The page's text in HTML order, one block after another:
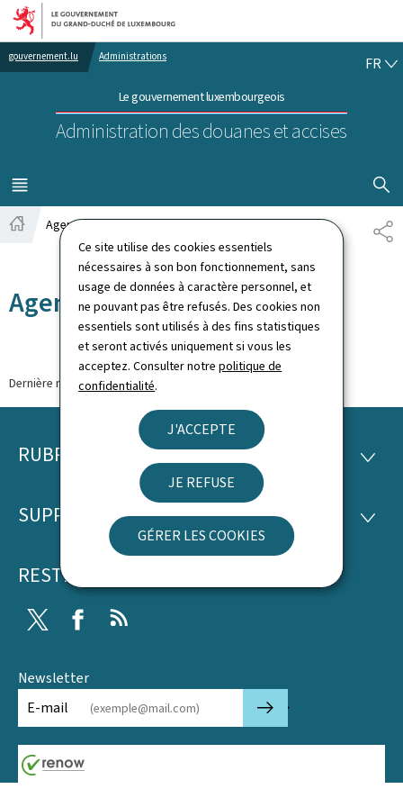
Ce site utilise des cookies essentiels
nécessaires à son bon fonctionnement, sans
usage de données à caractère personnel, et
ne pouvant pas être refusés. Des cookies non
essentiels sont utilisés à des fins statistiques
et seront activés uniquement si vous les
acceptez. Consulter notrepolitique de
confidentialité.
J'ACCEPTE
JE REFUSE
GÉRER LES COOKIES
Aller au menu principal
Aller au contenu
gouvernement.lu Administrations
Le gouvernement luxembourgeois
Administration des douanes et accises
FR
MENU
PRINCIPAL
Agenda
Agenda
Dernière modification le19.01.2018
Pied
page
RUBRIQUES
SUPPORT
RESTEZ CONNECTÉ
Twitter Facebook
Newsletter
E-mail
🡒